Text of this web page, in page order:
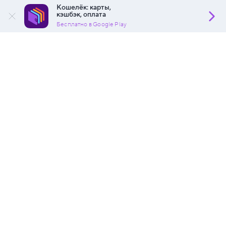
Кошелёк: карты,
кэшбэк, оплата
Бесплатно в Google Play